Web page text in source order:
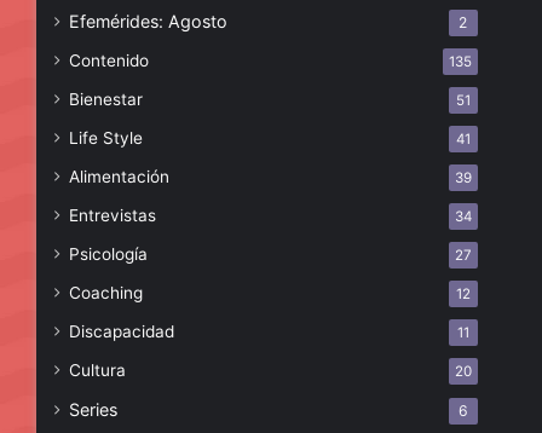
Efemérides: Agosto 2
Contenido 135
Bienestar 51
Life Style 41
Alimentación 39
Entrevistas 34
Psicología 27
Coaching 12
Discapacidad 11
Cultura 20
Series 6